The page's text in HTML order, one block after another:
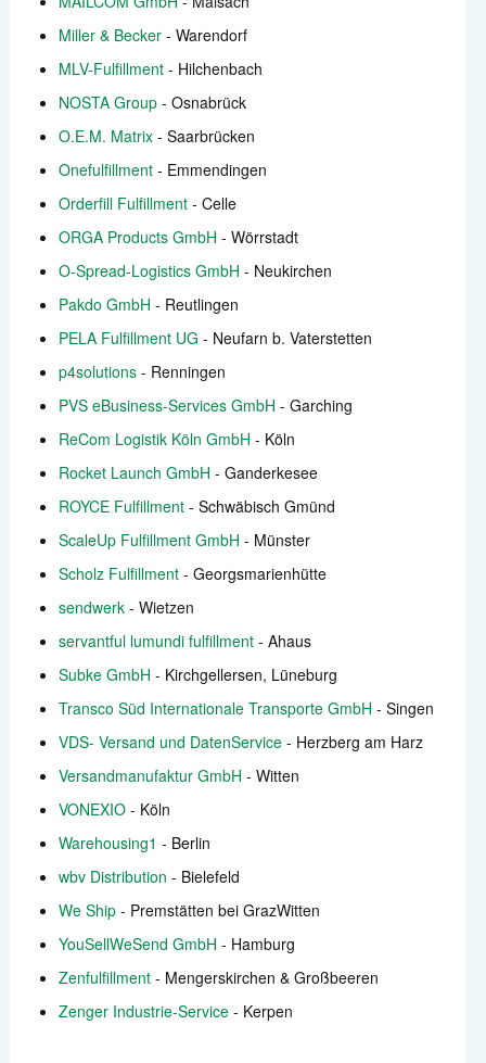
Miller & Becker - Warendorf
MLV-Fulfillment- Hilchenbach
NOSTA Group- Osnabrück
O.E.M. Matrix- Saarbrücken
Onefulfillment- Emmendingen
Orderfill Fulfillment- Celle
ORGA Products GmbH - Wörrstadt
O-Spread-Logistics GmbH - Neukirchen
Pakdo GmbH - Reutlingen
PELA Fulfillment UG - Neufarn b. Vaterstetten
p4solutions- Renningen
PVS eBusiness-Services GmbH - Garching
ReCom Logistik Köln GmbH - Köln
Rocket Launch GmbH - Ganderkesee
ROYCE Fulfillment- Schwäbisch Gmünd
ScaleUp Fulfillment GmbH - Münster
Scholz Fulfillment- Georgsmarienhütte
sendwerk- Wietzen
servantful lumundi fulfillment- Ahaus
Subke GmbH - Kirchgellersen, Lüneburg
Transco Süd Internationale Transporte GmbH - Singen
VDS- Versand und DatenService- Herzberg am Harz
Versandmanufaktur GmbH - Witten
VONEXIO- Köln
Warehousing1 - Berlin
wbv Distribution - Bielefeld
We Ship- Premstätten bei GrazWitten
YouSellWeSend GmbH - Hamburg
Zenfulfillment- Mengerskirchen & Großbeeren
Zenger Industrie-Service- Kerpen